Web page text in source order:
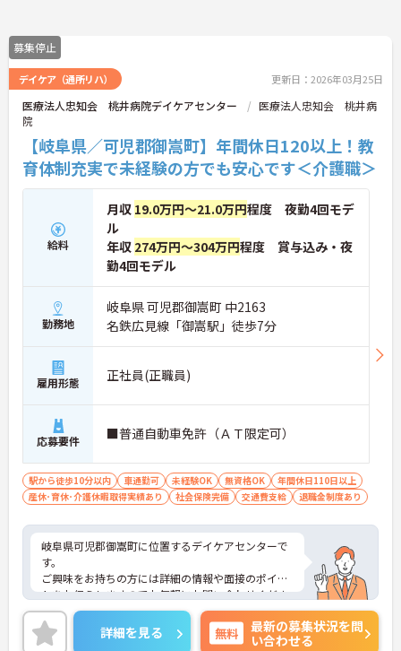
募集停止
デイケア（通所リハ） 更新日：2026年03月25日
医療法人忠知会 桃井病院デイケアセンター
医療法人忠知会 桃井病
院
【岐阜県／可児郡御嵩町】年間休日120以上！教
育体制充実で未経験の方でも安心です＜介護職＞
給料
月収 19.0万円～21.0万円程度 夜勤4回モデ
ル
年収 274万円～304万円程度 賞与込み・夜
勤4回モデル
勤務地
岐阜県 可児郡御嵩町 中2163
名鉄広見線「御嵩駅」徒歩7分
雇用形態 正社員(正職員)
応募要件 ■普通自動車免許（ＡＴ限定可）
駅から徒歩10分以内 車通勤可 未経験OK 無資格OK
年間休日110日以上
産休･育休･介護休暇取得実績あり
社会保険完備 交通費支給 退職金制度あり
岐阜県可児郡御嵩町に位置するデイケアセンターで
す。
ご興味をお持ちの方には詳細の情報や面接のポイン
トをお伝えしますのでお気軽にお問い合わせくださ
いませ。
詳細を見る 無料
最新の募集状況を問
い合わせる